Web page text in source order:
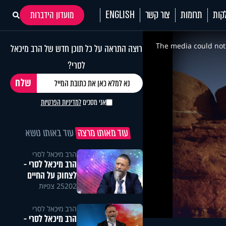
תרומות צור קשר ENGLISH מועדון הידברות
This
modalThe media could
רוצה התראה על כל תוכן חדש של הרב מיכאל
לסרי?
אני מסכיםלמדיניות הפרטיות
עוד מאותו מרצה עוד באותו נושא
הרב מיכאל לסרי
הרב מיכאל לסרי -
לצחוק על החיים
25202 צפיות
הרב מיכאל לסרי
הרב מיכאל לסרי -